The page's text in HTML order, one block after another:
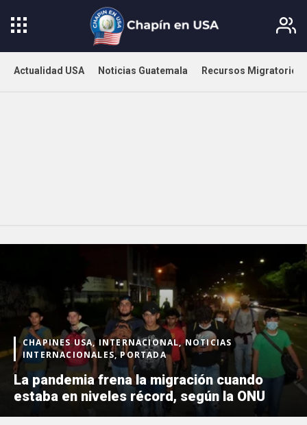
Actualidad USA Noticias Guatemala Recursos Migratorios
CHAPINES USA, INTERNACIONAL, NOTICIAS
INTERNACIONALES, PORTADA
La pandemia frena la migración cuando
estaba en niveles récord, según la ONU